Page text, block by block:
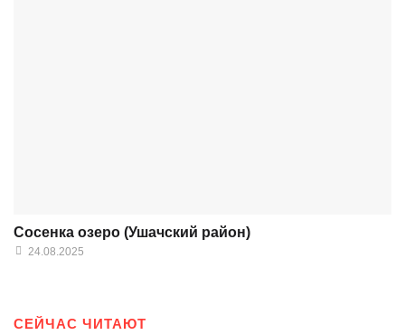
Сосенка озеро (Ушачский район)
24.08.2025
СЕЙЧАС ЧИТАЮТ